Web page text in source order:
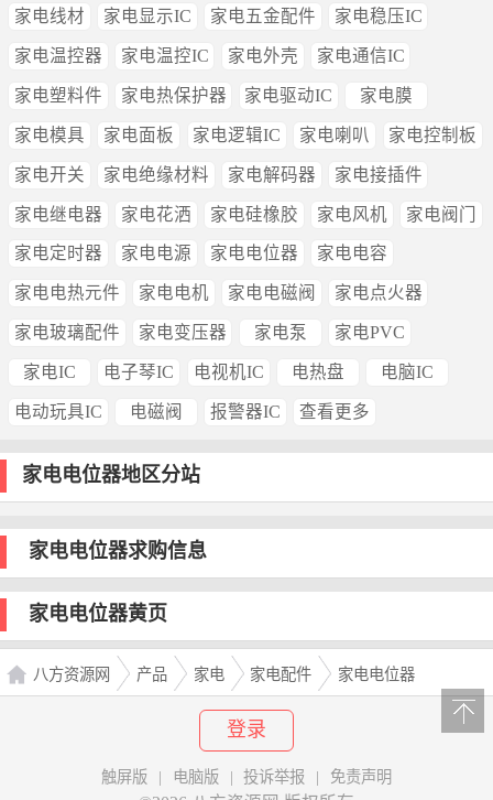
家电线材 家电显示IC 家电五金配件 家电稳压IC
家电温控器 家电温控IC 家电外壳 家电通信IC
家电塑料件 家电热保护器 家电驱动IC 家电膜
家电模具 家电面板 家电逻辑IC 家电喇叭 家电控制板
家电开关 家电绝缘材料 家电解码器 家电接插件
家电继电器 家电花洒 家电硅橡胶 家电风机 家电阀门
家电定时器 家电电源 家电电位器 家电电容
家电电热元件 家电电机 家电电磁阀 家电点火器
家电玻璃配件 家电变压器 家电泵 家电PVC
家电IC 电子琴IC 电视机IC 电热盘 电脑IC
电动玩具IC 电磁阀 报警器IC 查看更多
家电电位器地区分站
家电电位器求购信息
家电电位器黄页
八方资源网 产品 家电 家电配件 家电电位器
登录
触屏版 | 电脑版 | 投诉举报 | 免责声明